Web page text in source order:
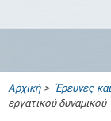
Αρχική>Έρευνες
εργατικού δυναμικού